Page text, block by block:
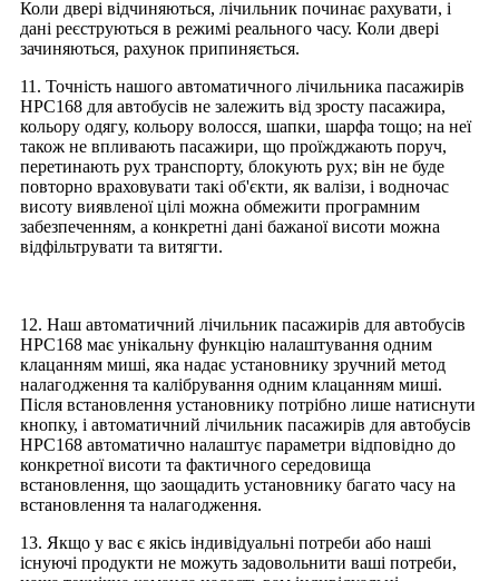
Коли двері відчиняються, лічильник починає рахувати, і
дані реєструються в режимі реального часу. Коли двері
зачиняються, рахунок припиняється.
11. Точність нашого автоматичного лічильника пасажирів
HPC168 для автобусів не залежить від зросту пасажира,
кольору одягу, кольору волосся, шапки, шарфа тощо; на неї
також не впливають пасажири, що проїжджають поруч,
перетинають рух транспорту, блокують рух; він не буде
повторно враховувати такі об'єкти, як валізи, і водночас
висоту виявленої цілі можна обмежити програмним
забезпеченням, а конкретні дані бажаної висоти можна
відфільтрувати та витягти.
12. Наш автоматичний лічильник пасажирів для автобусів
HPC168 має унікальну функцію налаштування одним
клацанням миші, яка надає установнику зручний метод
налагодження та калібрування одним клацанням миші.
Після встановлення установнику потрібно лише натиснути
кнопку, і автоматичний лічильник пасажирів для автобусів
HPC168 автоматично налаштує параметри відповідно до
конкретної висоти та фактичного середовища
встановлення, що заощадить установнику багато часу на
встановлення та налагодження.
13. Якщо у вас є якісь індивідуальні потреби або наші
існуючі продукти не можуть задовольнити ваші потреби,